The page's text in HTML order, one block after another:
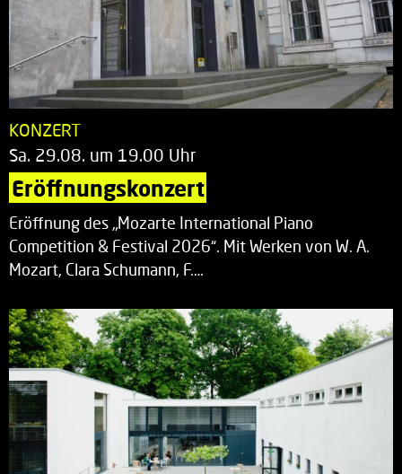
KONZERT
Sa. 29.08. um 19.00 Uhr
Eröffnungskonzert
Eröffnung des „Mozarte International Piano
Competition & Festival 2026“. Mit Werken von W. A.
Mozart, Clara Schumann, F.…